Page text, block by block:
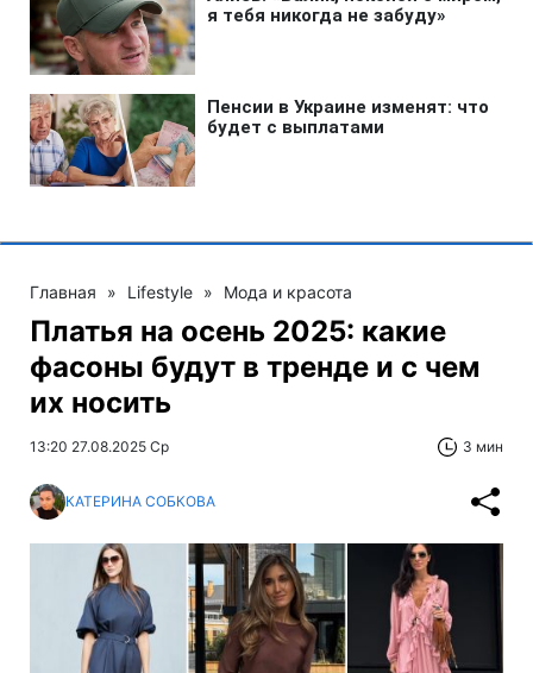
Главная » Lifestyle » Мода и красота
Платья на осень 2025: какие
фасоны будут в тренде и с чем
их носить
13:20 27.08.2025 Ср 3 мин
КАТЕРИНА СОБКОВА